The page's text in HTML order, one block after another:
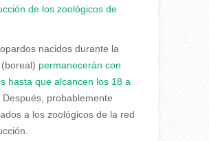
de los zoológicos de
nacidos durante la
permanecerán con
hasta que alcancen los 18 a
Después, probablemente
a los zoológicos de la red